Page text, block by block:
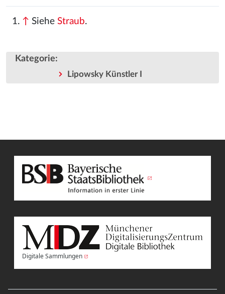
↑ Siehe Straub.
Kategorie:
Lipowsky Künstler I
Digitale Sammlungen